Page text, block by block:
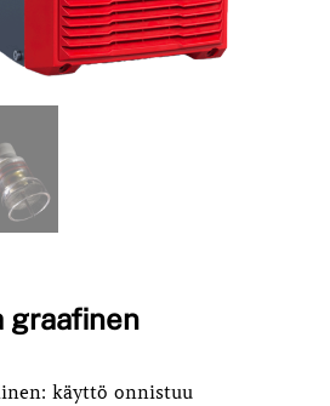
graafinen
käyttö onnistuu